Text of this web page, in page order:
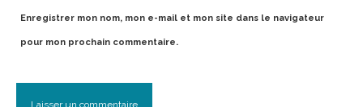
Enregistrer mon nom, mon e-mail et mon site dans le navigateur
pour mon prochain commentaire.